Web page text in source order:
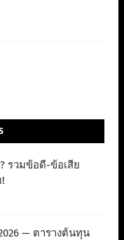
รวมข้อดี-ข้อเสีย
— ตารางต้นทุน